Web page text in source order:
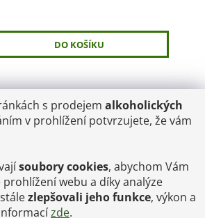
osobní odběr není možný.
s prodejem alkoholických
v prohlížení potvrzujete, že vám
soubory cookies, abychom Vám
webu a díky analýze
zlepšovali jeho funkce, výkon a
zde.